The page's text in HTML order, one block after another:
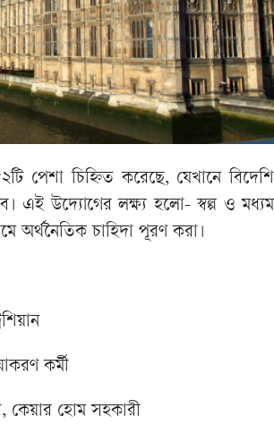
পেশা চিহ্নিত করেছে, যেখানে বিদেশি
এই উদ্যোগের লক্ষ্য হলো- স্বল্প ও মধ্যম
অর্থনৈতিক চাহিদা পূরণ করা।
কর্মী
কেয়ার হোম সহকারী